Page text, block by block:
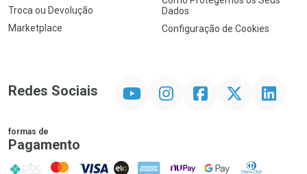
Troca ou Devolução
Marketplace
Dados
Configuração de Cookies
Redes Sociais InstagramFacebook Linkedin
formas de
Pagamento
PIX MasterCard
VISA ELO AMEX NuPay Google PayDiners Club